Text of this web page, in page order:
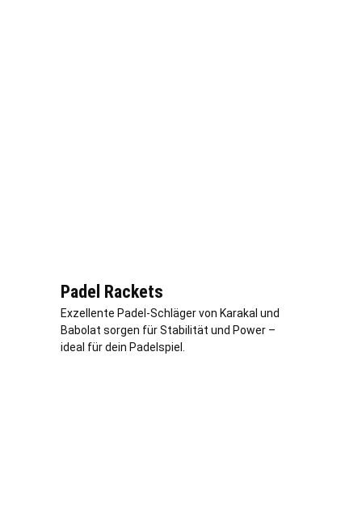
Padel Rackets
Exzellente Padel-Schläger von Karakal und
Babolat sorgen für Stabilität und Power –
ideal für dein Padelspiel.